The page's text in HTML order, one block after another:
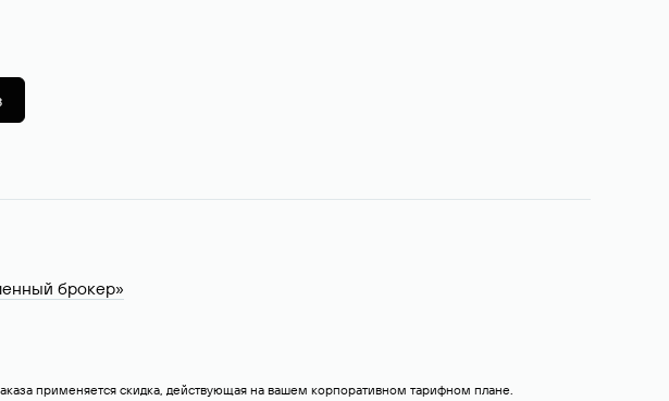
брокер»
применяется скидка, действующая на вашем корпоративном тарифном плане.